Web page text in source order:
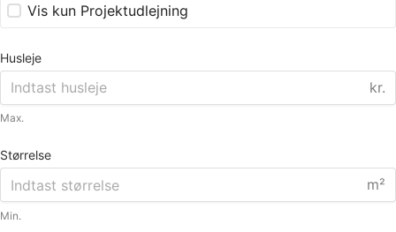
Vis kun Projektudlejning
Husleje
kr.
Max.
Størrelse
m²
Min.